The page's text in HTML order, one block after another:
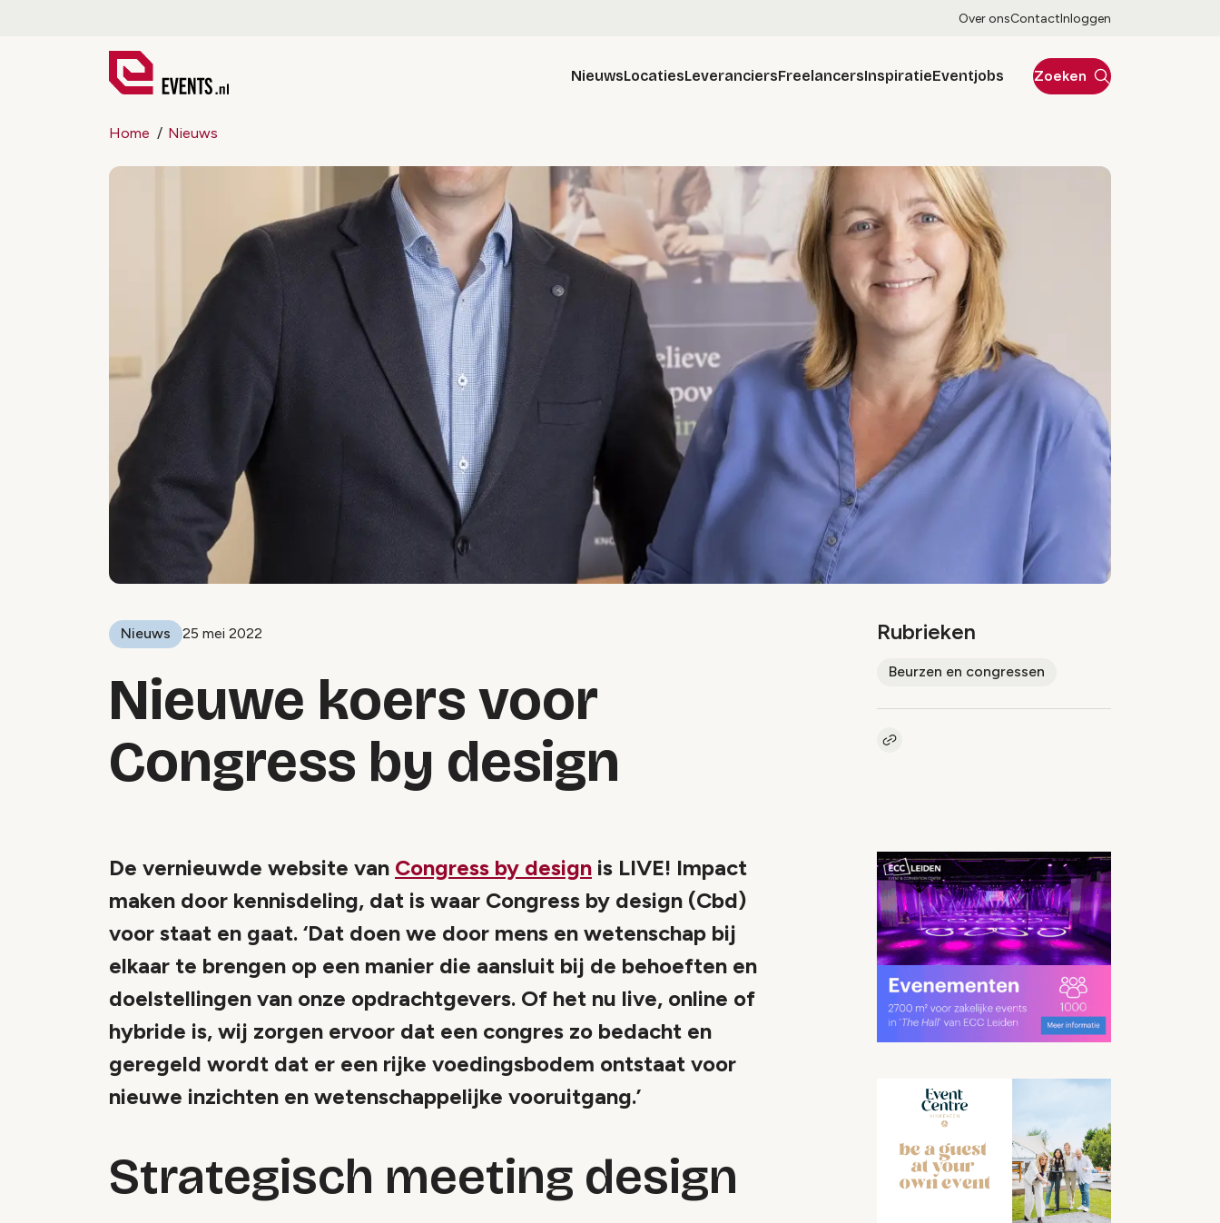
Over onsContactInloggen
NieuwsLocatiesLeveranciersFreelancersInspiratieEventjobs Zoeken
Home Nieuws
Nieuws 25 mei 2022
Nieuwe koers voor
Congress by design
Rubrieken
Beurzen en congressen
Kopieer link naar artikel
De vernieuwde website van Congress by design is LIVE! Impact
maken door kennisdeling, dat is waar Congress by design (Cbd)
voor staat en gaat. ‘Dat doen we door mens en wetenschap bij
elkaar te brengen op een manier die aansluit bij de behoeften en
doelstellingen van onze opdrachtgevers. Of het nu live, online of
hybride is, wij zorgen ervoor dat een congres zo bedacht en
geregeld wordt dat er een rijke voedingsbodem ontstaat voor
nieuwe inzichten en wetenschappelijke vooruitgang.’
Strategisch meeting design